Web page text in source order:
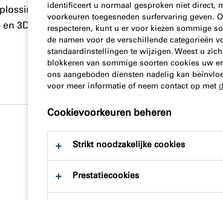
voor 'Aansluiting plat dak buitenwand
3D-illustraties, verwerkte producten en
identificeert u normaal gesproken niet direct,
voorkeuren toegesneden surfervaring geven.
respecteren, kunt u er voor kiezen sommige
de namen voor de verschillende categorieën
standaardinstellingen te wijzigen. Weest u
blokkeren van sommige soorten cookies uw
ons aangeboden diensten nadelig kan
voor meer informatie of neem contact op met
Cookievoorkeuren beheren
Strikt noodzakelijke cookies
Prestatiecookies